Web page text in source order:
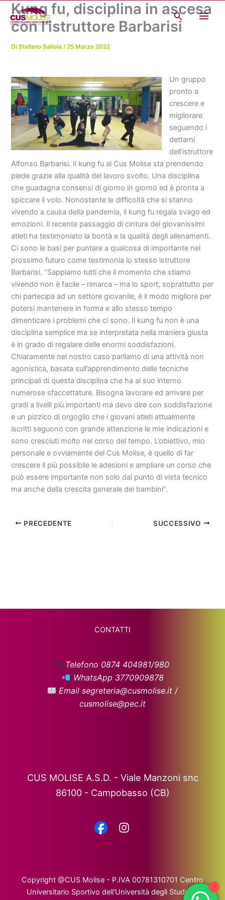
contenuto
Cerca
Kung fu, disciplina in ascesa
con l’istruttore Barbarisi
DiStefano Saliola/25 Marzo 2022
Un gruppo
pronto a
crescere e
migliorare
seguendo i
dettami
dell’istruttore
Alfonso Barbarisi. Il kung fu al Cus Molise sta prendendo
piede grazie alla qualità del lavoro svolto. Una disciplina
che guadagna consensi di giorno in giorno ed è pronta a
spiccare il volo. Nonostante le difficoltà che si stanno
vivendo a causa della pandemia, il kung fu regala svago ed
emozioni. Il recente passaggio di cintura dei giovanissimi
atleti ha testimoniato la bontà e la qualità degli allenamenti.
Ci sono le basi per puntare a qualcosa di importante nel
prossimo futuro come testimonia lo stesso istruttore
Barbarisi. “Sappiamo tutti che il momento che stiamo
vivendo non è facile – rimarca – ma lo sport, soprattutto per
chi partecipa ad un settore giovanile, è il modo migliore per
potersi mantenere in forma e allo stesso tempo
dimenticare i problemi che ci sono. Il kung fu non è una
disciplina semplice ma se interpretata nella maniera giusta
è in grado di regalare delle enormi soddisfazioni.
Chiaramente nel nostro caso parliamo di una attività non
agonistica, basata sull’apprendimento delle tecniche
principali di questa disciplina che ha al suo interno
numerose sfaccettature. Bisogna lavorare ed arrivare per
gradi a livelli più importanti ma devo dire con soddisfazione
e un pizzico di orgoglio che i giovani atleti attualmente
iscritti seguono con grande attenzione le mie indicazioni e
sono cresciuti molto nel corso del tempo. L’obiettivo, mio
personale e ovviamente del Cus Molise, è quello di far
crescere il più possibile le adesioni e ampliare un corso che
può essere importante non solo dal punto di vista tecnico
ma anche della crescita generale dei bambini”.
PRECEDENTE SUCCESSIVO
CONTATTI
Telefono 0874 404981/980
WhatsApp 3770909878
Email segreteria@cusmolise.it /
cusmolise@pec.it
CUS MOLISE A.S.D. - Viale Manzoni snc
86100 - Campobasso (CB)
Copyright @CUS Molise - P.IVA 00781310701 Centro
Universitario Sportivo dell'Università degli Studi del